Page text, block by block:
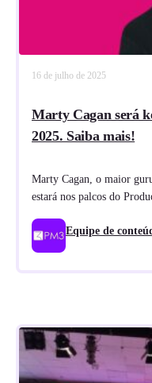
16 de julho de 2025
Marty Cagan será
2025. Saiba mais!
Marty Cagan, o maior
estará nos palcos do
Equipe de